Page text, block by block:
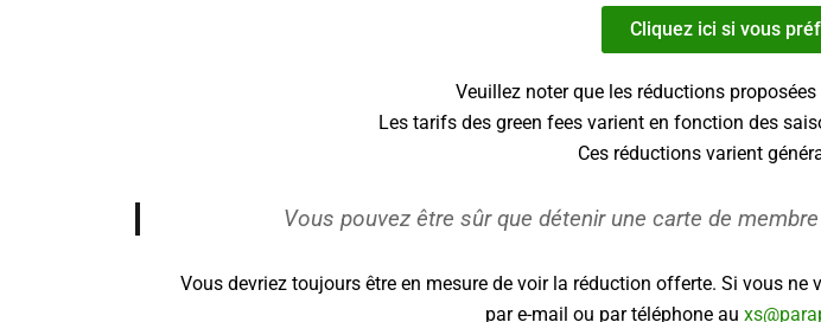
Cliquez ici si vous
Veuillez noter que les réductions
Les tarifs des green fees varient en fonction des
Ces réductions varient
Vous pouvez être sûr que détenir une carte de
Vous devriez toujours être en mesure de voir la réduction offerte. Si vous
par e-mail ou par téléphone au